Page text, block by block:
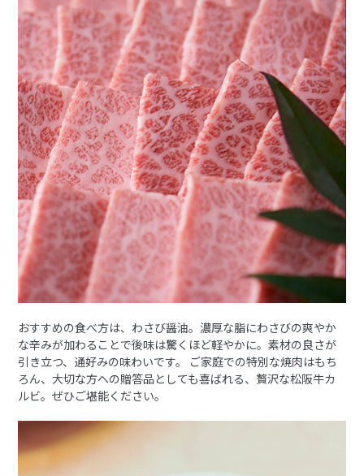
おすすめの食べ方は、わさび醤油。濃厚な脂にわさびの爽やか
な辛みが加わることで後味は驚くほど軽やかに。素材の良さが
引き立つ、通好みの味わいです。 ご家庭での特別な焼肉はもち
ろん、大切な方への贈答品としても喜ばれる、贅沢な松阪牛カ
ルビ。ぜひご堪能ください。